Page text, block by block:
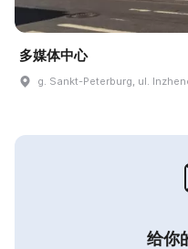
多媒体中心
g. Sankt-Peterburg, ul.
给你